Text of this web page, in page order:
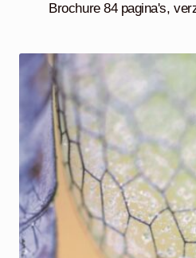
Brochure 84 pagina's,